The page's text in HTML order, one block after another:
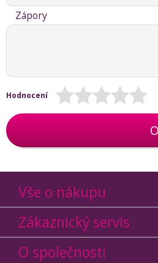
Zápory
Hodnocení
Vše o nákupu
Zákaznický servis
O společnosti